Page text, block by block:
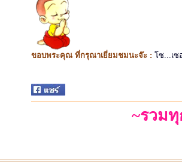
ขอบพระคุณ ที่กรุณาเยี่ยมชมนะจ๊ะ : โซ...เซ
~รวม